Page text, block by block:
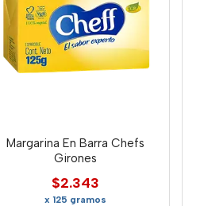
Margarina En Barra Chefs
Girones
$2.343
x 125 gramos